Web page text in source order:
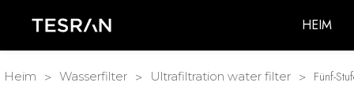
HEIM
Heim > Wasserfilter > Ultrafiltration water filter > Fünf-